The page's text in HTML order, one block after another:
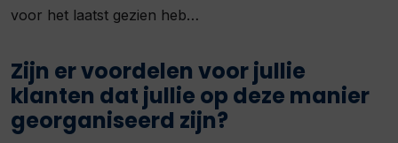
voor het laatst gezien heb…
Zijn er voordelen voor jullie
klanten dat jullie op deze manier
georganiseerd zijn?